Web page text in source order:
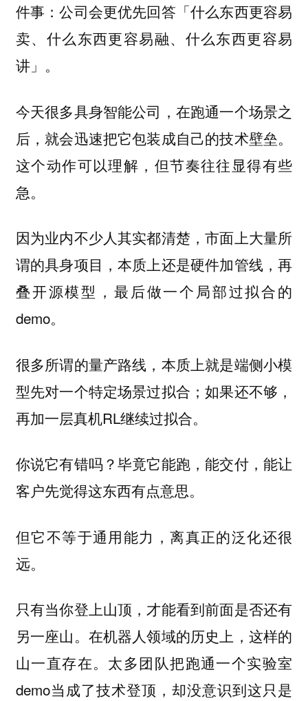
件事：公司会更优先回答「什么东西更容易
卖、什么东西更容易融、什么东西更容易
讲」。
今天很多具身智能公司，在跑通一个场景之
后，就会迅速把它包装成自己的技术壁垒。
这个动作可以理解，但节奏往往显得有些
急。
因为业内不少人其实都清楚，市面上大量所
谓的具身项目，本质上还是硬件加管线，再
叠开源模型，最后做一个局部过拟合的
demo。
很多所谓的量产路线，本质上就是端侧小模
型先对一个特定场景过拟合；如果还不够，
再加一层真机RL继续过拟合。
你说它有错吗？毕竟它能跑，能交付，能让
客户先觉得这东西有点意思。
但它不等于通用能力，离真正的泛化还很
远。
只有当你登上山顶，才能看到前面是否还有
另一座山。在机器人领域的历史上，这样的
山一直存在。太多团队把跑通一个实验室
demo当成了技术登顶，却没意识到这只是